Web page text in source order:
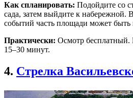
Как спланировать: Подойдите со
сада, затем выйдите к набережной.
событий часть площади может быть
Практически: Осмотр бесплатный.
15–30 минут.
4. Стрелка